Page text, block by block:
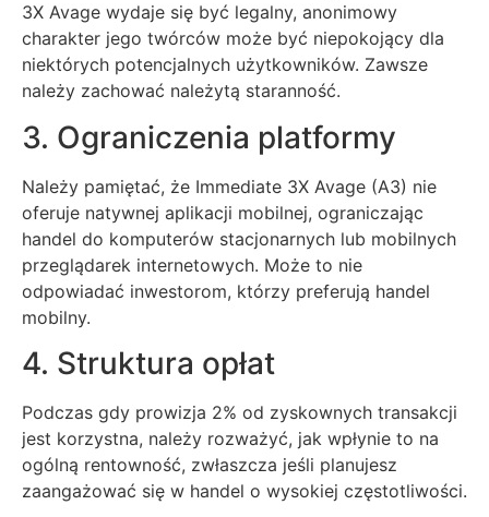
3X Avage wydaje się być legalny, anonimowy
charakter jego twórców może być niepokojący dla
niektórych potencjalnych użytkowników. Zawsze
należy zachować należytą staranność.
3. Ograniczenia platformy
Należy pamiętać, że Immediate 3X Avage (A3) nie
oferuje natywnej aplikacji mobilnej, ograniczając
handel do komputerów stacjonarnych lub mobilnych
przeglądarek internetowych. Może to nie
odpowiadać inwestorom, którzy preferują handel
mobilny.
4. Struktura opłat
Podczas gdy prowizja 2% od zyskownych transakcji
jest korzystna, należy rozważyć, jak wpłynie to na
ogólną rentowność, zwłaszcza jeśli planujesz
zaangażować się w handel o wysokiej częstotliwości.